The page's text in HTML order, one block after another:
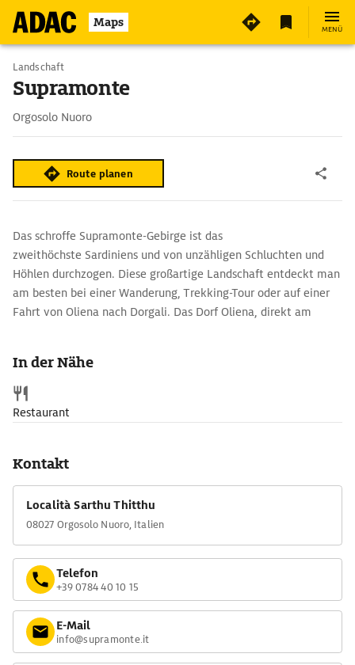
Maps MENÜ
Landschaft
Supramonte
Orgosolo Nuoro
Route planen
Das schroffe Supramonte-Gebirge ist das
zweithöchste Sardiniens und von unzähligen Schluchten und
Höhlen durchzogen. Diese großartige Landschaft entdeckt man
am besten bei einer Wanderung, Trekking-Tour oder auf einer
Fahrt von Oliena nach Dorgali. Das Dorf Oliena, direkt am
vorbei durch grüne Steineichenwälder führen.
Eine besonders schöne Aussicht auf das Gebirge genießt man
von der Brücke, die 14 km hinter Oliena über den Stausee Lago
del Cedrino führt.
In der Nähe
Restaurant
Kontakt
Località Sarthu Thitthu
08027 Orgosolo Nuoro, Italien
Telefon
+39 0784 40 10 15
E-Mail
info@supramonte.it